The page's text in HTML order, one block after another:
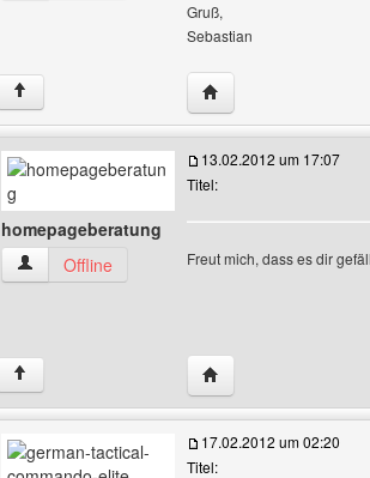
Gruß,
Sebastian
↑ Website dieses
homepageberatung
homepageberatung Benutzer-Profile anzeigen
Offline
13.02.2012 um 17:07
Titel:
Freut mich, dass es dir
↑ Website dieses
17.02.2012 um 02:20
Titel: